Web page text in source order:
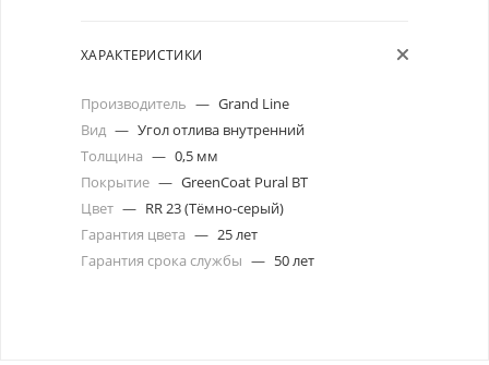
ХАРАКТЕРИСТИКИ
Производитель — Grand Line
Вид — Угол отлива внутренний
Толщина — 0,5 мм
Покрытие — GreenCoat Pural BT
Цвет — RR 23 (Тёмно-серый)
Гарантия цвета — 25 лет
Гарантия срока службы — 50 лет